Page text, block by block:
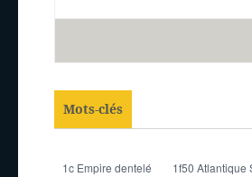
Mots-clés
1c Empire dentelé
1f50 Atlantique